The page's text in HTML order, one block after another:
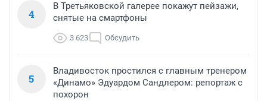
4
В Третьяковской галерее покажут пейзажи,
снятые на смартфоны
3 623 Обсудить
5
Владивосток простился с главным тренером
«Динамо» Эдуардом Сандлером: репортаж с
похорон